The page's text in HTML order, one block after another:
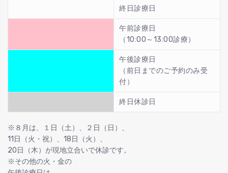
終日診療日
午前診療日
（10:00～13:00診療）
午後診療日
（前日までのご予約のみ受
付）
終日休診日
※８月は、１日（土）、２日（日）、
11日（火・祝）、18日（火）、
20日（木）が現地立合いで休診です。
※その他の火・金の